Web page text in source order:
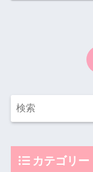
カテゴリー